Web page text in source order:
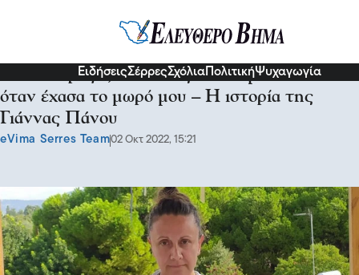
ΕιδήσειςΣέρρεςΣχόλια ΠολιτικήΨυχαγωγία
“Δεν πειράζει, θα κάνεις άλλο” μου είπαν
όταν έχασα το μωρό μου – Η ιστορία της
Γιάννας Πάνου
eVima Serres Team02 Οκτ 2022, 15:21